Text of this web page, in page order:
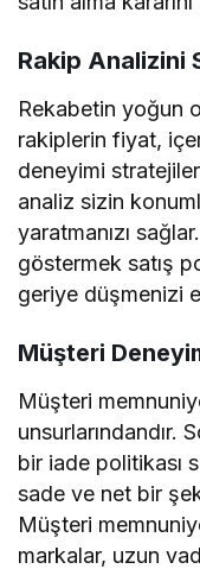
Rakip Analizini
Rekabetin yoğun
rakiplerin fiyat,
deneyimi
analiz sizin
yaratmanızı
göstermek satış
geriye düşmenizi
Müşteri
Müşteri
unsurlarındandır.
bir iade politikası
sade ve net bir
Müşteri
markalar, uzun